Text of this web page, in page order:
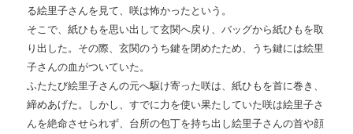
る絵里子さんを見て、咲は怖かったという。
そこで、紙ひもを思い出して玄関へ戻り、バッグから紙ひもを取
り出した。その際、玄関のうち鍵を閉めたため、うち鍵には絵里
子さんの血がついていた。
ふたたび絵里子さんの元へ駆け寄った咲は、紙ひもを首に巻き、
締めあげた。しかし、すでに力を使い果たしていた咲は絵里子さ
んを絶命させられず、台所の包丁を持ち出し絵里子さんの首や顔